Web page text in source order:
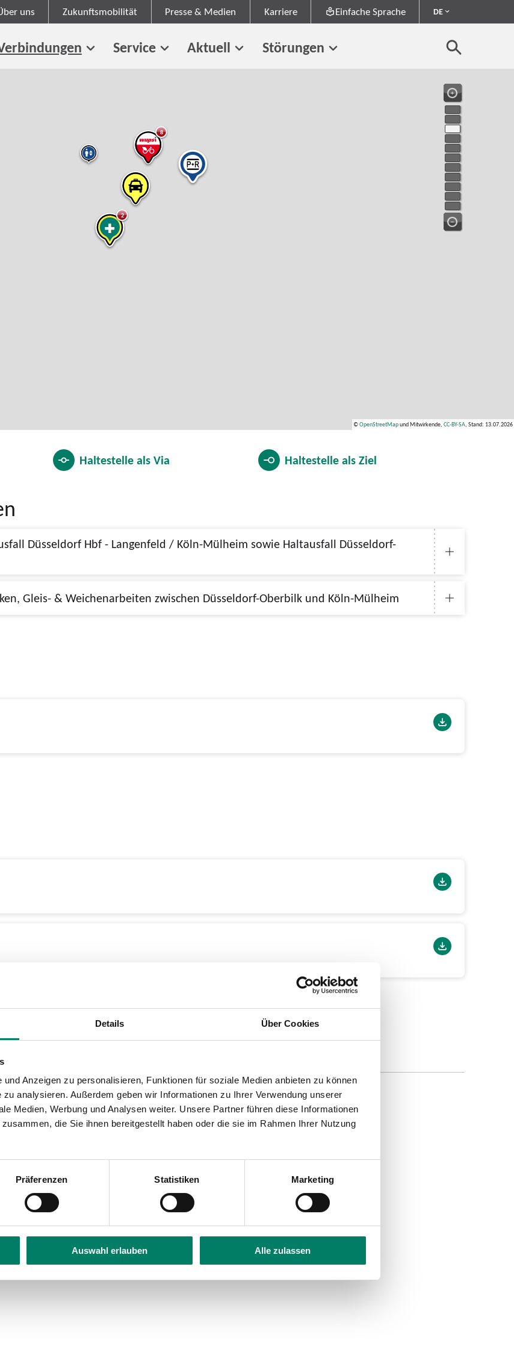
Details Über Cookies
Anzeigen zu personalisieren, Funktionen für soziale Medien anbieten zu können
analysieren. Außerdem geben wir Informationen zu Ihrer Verwendung unserer
Medien, Werbung und Analysen weiter. Unsere Partner führen diese Informationen
die Sie ihnen bereitgestellt haben oder die sie im Rahmen Ihrer Nutzung
Präferenzen Statistiken Marketing
Auswahl erlauben Alle zulassen
uns Zukunftsmobilität Presse & Medien Karriere Einfache Sprache DE
Service Aktuell Störungen
2
8
©OpenStreetMapund Mitwirkende, CC-BY-SA, Stand: 13.07.2026
Haltestelle alsVia Haltestelle alsZiel
21:00 - 04.09.2026, 21:00, Brücken, Gleis- & Weichenarbeiten zwischen Düsseldorf-Oberbilk und Köln-Mülheim
(S)